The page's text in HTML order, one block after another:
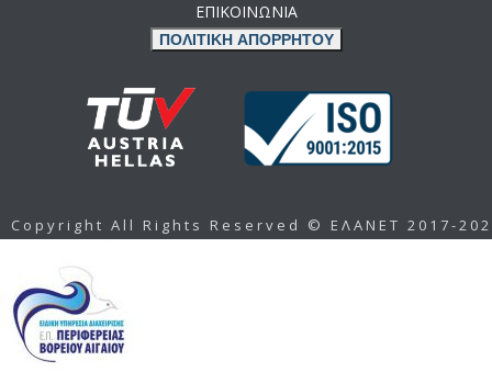
ΕΠΙΚΟΙΝΩΝΙΑ
ΠΟΛΙΤΙΚΗ ΑΠΟΡΡΗΤΟΥ
Copyright All Rights Reserved © ΕΛΑΝΕΤ 2017-